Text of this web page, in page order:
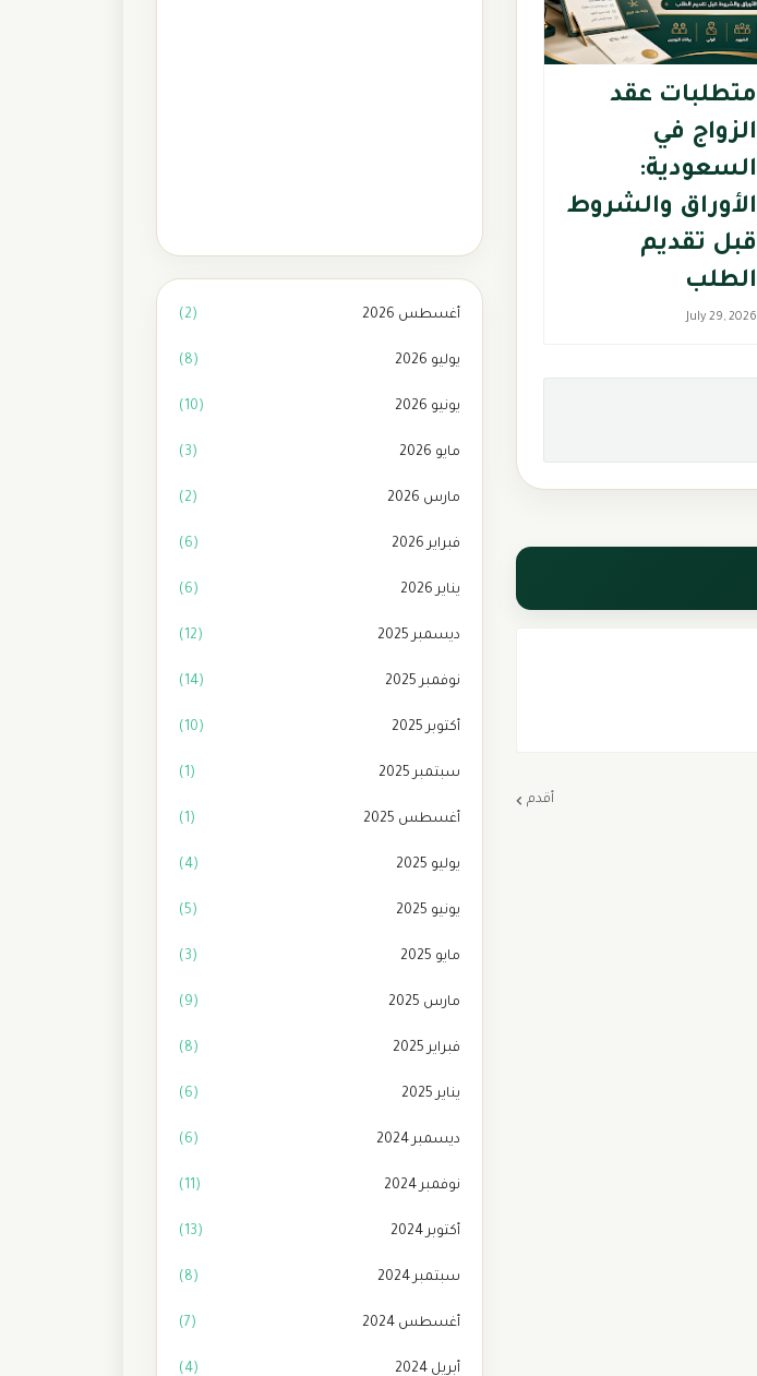
متطلبات عقد
الزواج في
السعودية:
الأوراق والشروط
قبل تقديم
الطلب
July 29, 2026
أقدم
أغسطس 2026 (2)
يوليو 2026 (8)
يونيو 2026 (10)
مايو 2026 (3)
مارس 2026 (2)
فبراير 2026 (6)
يناير 2026 (6)
ديسمبر 2025 (12)
نوفمبر 2025 (14)
أكتوبر 2025 (10)
سبتمبر 2025 (1)
أغسطس 2025 (1)
يوليو 2025 (4)
يونيو 2025 (5)
مايو 2025 (3)
مارس 2025 (9)
فبراير 2025 (8)
يناير 2025 (6)
ديسمبر 2024 (6)
نوفمبر 2024 (11)
أكتوبر 2024 (13)
سبتمبر 2024 (8)
أغسطس 2024 (7)
أبريل 2024 (4)